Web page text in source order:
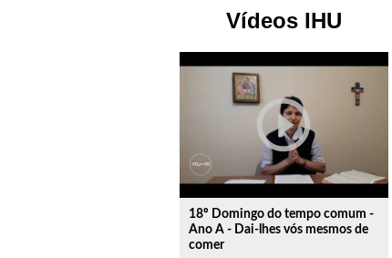
Vídeos IHU
play_circle_outline
18º Domingo do tempo comum -
Ano A - Dai-lhes vós mesmos de
comer